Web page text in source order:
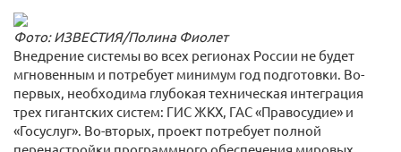
Фото: ИЗВЕСТИЯ/Полина Фиолет
Внедрение системы во всех регионах России не будет
мгновенным и потребует минимум год подготовки. Во-
первых, необходима глубокая техническая интеграция
трех гигантских систем: ГИС ЖКХ, ГАС «Правосудие» и
«Госуслуг». Во-вторых, проект потребует полной